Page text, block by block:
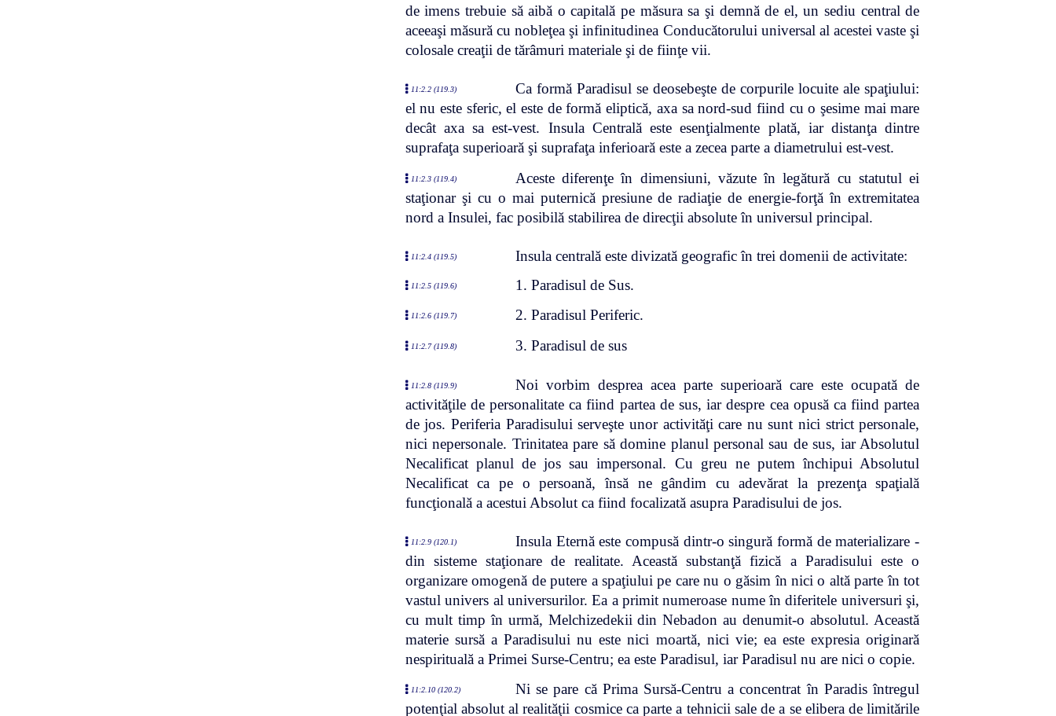
de imens trebuie să aibă o capitală pe măsura sa şi demnă de el, un sediu central de
aceeaşi măsură cu nobleţea şi infinitudinea Conducătorului universal al acestei vaste şi
colosale creaţii de tărâmuri materiale şi de fiinţe vii.
11:2.2 (119.3)
Ca formă Paradisul se deosebeşte de corpurile locuite ale spaţiului:
el nu este sferic, el este de formă eliptică, axa sa nord-sud fiind cu o şesime mai mare
decât axa sa est-vest. Insula Centrală este esenţialmente plată, iar distanţa dintre
suprafaţa superioară şi suprafaţa inferioară este a zecea parte a diametrului est-vest.
11:2.3 (119.4)
Aceste diferenţe în dimensiuni, văzute în legătură cu statutul ei
staţionar şi cu o mai puternică presiune de radiaţie de energie-forţă în extremitatea
nord a Insulei, fac posibilă stabilirea de direcţii absolute în universul principal.
11:2.4 (119.5) Insula centrală este divizată geografic în trei domenii de activitate:
11:2.5 (119.6) 1. Paradisul de Sus.
11:2.6 (119.7) 2. Paradisul Periferic.
11:2.7 (119.8) 3. Paradisul de sus
11:2.8 (119.9)
Noi vorbim desprea acea parte superioară care este ocupată de
activităţile de personalitate ca fiind partea de sus, iar despre cea opusă ca fiind partea
de jos. Periferia Paradisului serveşte unor activităţi care nu sunt nici strict personale,
nici nepersonale. Trinitatea pare să domine planul personal sau de sus, iar Absolutul
Necalificat planul de jos sau impersonal. Cu greu ne putem închipui Absolutul
Necalificat ca pe o persoană, însă ne gândim cu adevărat la prezenţa spaţială
funcţională a acestui Absolut ca fiind focalizată asupra Paradisului de jos.
11:2.9 (120.1)
Insula Eternă este compusă dintr-o singură formă de materializare -
din sisteme staţionare de realitate. Această substanţă fizică a Paradisului este o
organizare omogenă de putere a spaţiului pe care nu o găsim în nici o altă parte în tot
vastul univers al universurilor. Ea a primit numeroase nume în diferitele universuri şi,
cu mult timp în urmă, Melchizedekii din Nebadon au denumit-o absolutul. Această
materie sursă a Paradisului nu este nici moartă, nici vie; ea este expresia originară
nespirituală a Primei Surse-Centru; ea este Paradisul, iar Paradisul nu are nici o copie.
11:2.10 (120.2)
Ni se pare că Prima Sursă-Centru a concentrat în Paradis întregul
potenţial absolut al realităţii cosmice ca parte a tehnicii sale de a se elibera de limitările